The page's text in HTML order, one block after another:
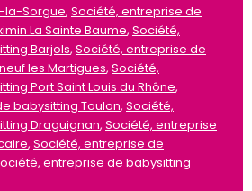
la-Sorgue, Société, entreprise de
La Sainte Baume, Société,
Barjols, Société, entreprise de
les Martigues, Société,
Port Saint Louis du Rhône,
babysitting Toulon, Société,
Draguignan, Société, entreprise
, Société, entreprise de
entreprise de babysitting